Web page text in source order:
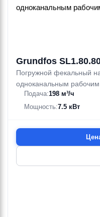
Grundfos
Погружной фекальный
одноканальным
Подача:198 м³/ч
Мощность:7.5 кВт